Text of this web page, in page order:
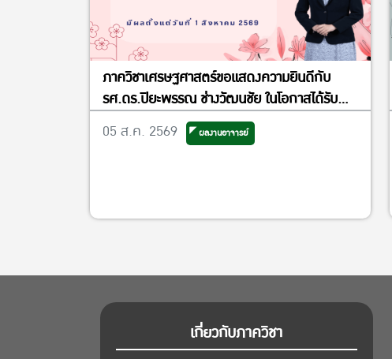
ภาควิชาเศรษฐศาสตร์ขอแสดงความยินดีกับ
รศ.ดร.ปิยะพรรณ ช่างวัฒนชัย ในโอกาสได้รับ
แต่งตั้งเป็นรองผู้อำนวยการศูนย์วิจัย
เศรษฐศาสตร์ประยุกต์ ฝ่ายพัฒนาคุณภาพ
05 ส.ค. 2569 ผลงานอาจารย์
เกี่ยวกับภาควิชา